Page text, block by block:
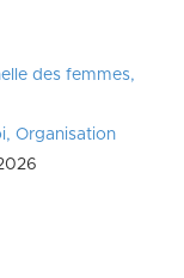
des femmes,
Organisation